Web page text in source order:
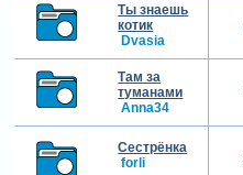
Ты знаешь
котик
Dvasia
Там за
туманами
Anna34
Сестрёнка
forli